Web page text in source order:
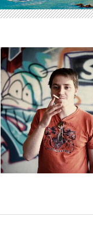
Black & White / People